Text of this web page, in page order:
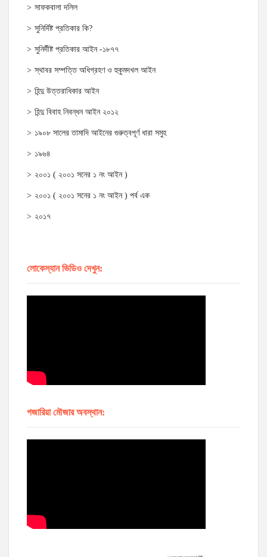
সাফকবালা দলিল
সুনির্দিষ্ট প্রতিকার কি?
সুনির্দীষ্ট প্রতিকার আইন -১৮৭৭
স্থাবর সম্পত্তি অধিগ্রহণ ও হুকুমদখল আইন
হিন্দু উত্তরাধিকার আইন
হিন্দু বিবাহ নিবন্ধন আইন ২০১২
১৯০৮ সালের তামাদি আইনের গুরুত্বপূর্ণ ধারা সমুহ
১৯৬৪
২০০১ ( ২০০১ সনের ১ নং আইন )
২০০১ ( ২০০১ সনের ১ নং আইন ) পর্ব এক
২০১৭
লোকেস্যান ভিডিও দেখুন:
গজারিয়া মৌজার অবস্থান: